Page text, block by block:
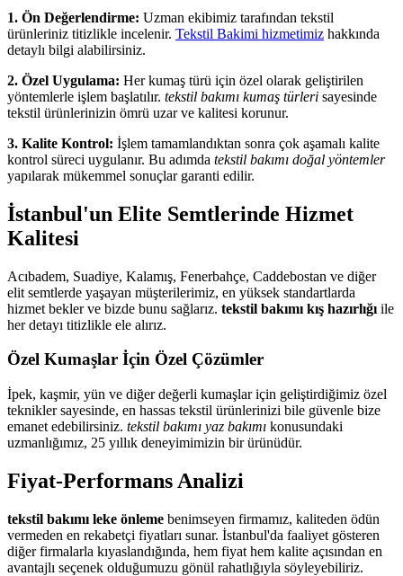
1. Ön Değerlendirme: Uzman ekibimiz tarafından tekstil
ürünleriniz titizlikle incelenir. Tekstil Bakimi hizmetimiz hakkında
detaylı bilgi alabilirsiniz.
2. Özel Uygulama: Her kumaş türü için özel olarak geliştirilen
yöntemlerle işlem başlatılır. tekstil bakımı kumaş türleri sayesinde
tekstil ürünlerinizin ömrü uzar ve kalitesi korunur.
3. Kalite Kontrol: İşlem tamamlandıktan sonra çok aşamalı kalite
kontrol süreci uygulanır. Bu adımda tekstil bakımı doğal yöntemler
yapılarak mükemmel sonuçlar garanti edilir.
İstanbul'un Elite Semtlerinde Hizmet
Kalitesi
Acıbadem, Suadiye, Kalamış, Fenerbahçe, Caddebostan ve diğer
elit semtlerde yaşayan müşterilerimiz, en yüksek standartlarda
hizmet bekler ve bizde bunu sağlarız. tekstil bakımı kış hazırlığı ile
her detayı titizlikle ele alırız.
Özel Kumaşlar İçin Özel Çözümler
İpek, kaşmir, yün ve diğer değerli kumaşlar için geliştirdiğimiz özel
teknikler sayesinde, en hassas tekstil ürünlerinizi bile güvenle bize
emanet edebilirsiniz. tekstil bakımı yaz bakımı konusundaki
uzmanlığımız, 25 yıllık deneyimimizin bir ürünüdür.
Fiyat-Performans Analizi
tekstil bakımı leke önleme benimseyen firmamız, kaliteden ödün
vermeden en rekabetçi fiyatları sunar. İstanbul'da faaliyet gösteren
diğer firmalarla kıyaslandığında, hem fiyat hem kalite açısından en
avantajlı seçenek olduğumuzu gönül rahatlığıyla söyleyebiliriz.